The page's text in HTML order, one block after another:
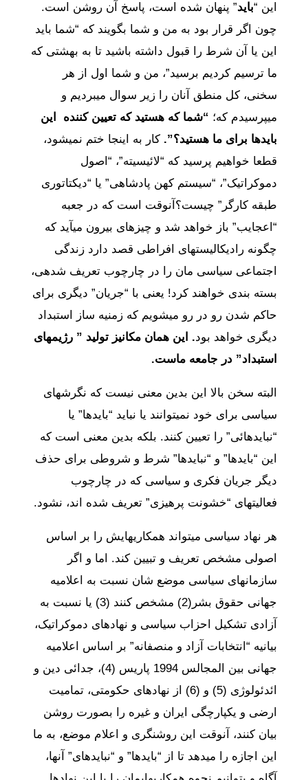
این “باید” پنهان شده است، پاسخ آن روشن است.
چون اگر قرار بود به من و شما بگویند که “شما باید
این یا آن شرط را قبول داشته باشید تا به بهشتی که
ما ترسیم کردیم برسید”، من و شما اول از هر
سخنی، کل منطق آنان را زیر سوال میبردیم و
میپرسیدم که؛ “شما که هستید که تعیین کننده این
بایدها برای ما هستید؟”. کار به اینجا ختم نمیشود،
قطعا خواهیم پرسید که “لائیسیته”، “اصول
دموکراتیک”، “سیستم کهن پادشاهی” یا “دیکتاتوری
طبقه کارگر” چیست؟آنوقت است که در جعبه
“اعجایب” باز خواهد شد و چیزهای بیرون میآید که
چگونه رادیکالیستهای افراطی قصد دارد زندگی
اجتماعی سیاسی مان را در چارچوب تعریف شده‎ی،
بسته بندی خواهند کرد! یعنی با “جریان” دیگری برای
حاکم شدن رو در رو میشویم که زمنیه ساز استبداد
دیگری خواهد بود. این همان مکانیز تولید ” رژیمهای
استبداد” در جامعه ماست.
البته سخن بالا این بدین معنی نیست که نگرشهای
سیاسی برای خود نمیتوانند یا نباید “بایدها” یا
“نبایدهائی” را تعیین کنند. بلکه بدین معنی است که
این “بایدها” و “نبایدها” شرط و شروطی برای حذف
دیگر جریان فکری و سیاسی که در چارچوب
فعالیتهای “خشونت پرهیزی” تعریف شده‏ اند، نشود.
هر نهاد سیاسی میتواند همکاریهایش را بر اساس
اصولی مشخص تعریف و تبیین کند. اما و اگر
سازمانهای سیاسی موضع شان نسبت به اعلامیه
جهانی حقوق بشر(2) مشخص کنند (3) یا نسبت به
آزادی تشکیل احزاب سیاسی و نهادهای دموکراتیک،
بیانیه “انتخابات آزاد و منصفانه” بر اساس اعلامیه
جهانی بین المجالس 1994 پاریس (4)، جدائی دین و
ائدئولوژی (5) و (6) از نهادهای حکومتی، تمامیت
ارضی و یکپارچگی ایران و غیره را بصورت روشن
بیان کنند، آنوقت این روشنگری و اعلام موضع، به ما
این اجازه را میدهد تا از “بایدها” و “نبایدهای” آنها،